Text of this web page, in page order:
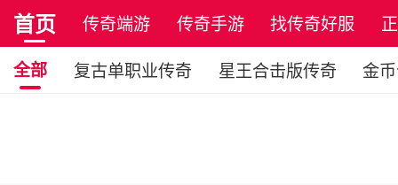
首页 传奇端游 传奇手游 找传奇好服
全部
复古单职业传奇 星王合击版传奇 金